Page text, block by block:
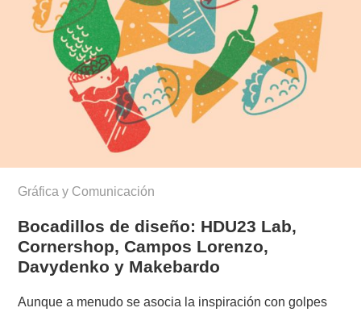
Gráfica y Comunicación
Bocadillos de diseño: HDU23 Lab,
Cornershop, Campos Lorenzo,
Davydenko y Makebardo
Aunque a menudo se asocia la inspiración con golpes